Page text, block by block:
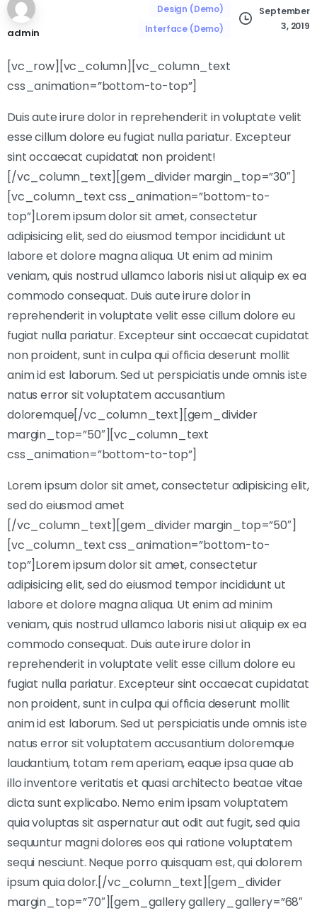
admin
Design (Demo)
Interface (Demo)
September
3, 2019
[vc_row][vc_column][vc_column_text
css_animation=”bottom-to-top”]
Duis aute irure dolor in reprehenderit in voluptate velit
esse cillum dolore eu fugiat nulla pariatur. Excepteur
sint occaecat cupidatat non proident!
[/vc_column_text][gem_divider margin_top=”30″]
[vc_column_text css_animation=”bottom-to-
top”]Lorem ipsum dolor sit amet, consectetur
adipisicing elit, sed do eiusmod tempor incididunt ut
labore et dolore magna aliqua. Ut enim ad minim
veniam, quis nostrud ullamco laboris nisi ut aliquip ex ea
commodo consequat. Duis aute irure dolor in
reprehenderit in voluptate velit esse cillum dolore eu
fugiat nulla pariatur. Excepteur sint occaecat cupidatat
non proident, sunt in culpa qui officia deserunt mollit
anim id est laborum. Sed ut perspiciatis unde omnis iste
natus error sit voluptatem accusantium
doloremque[/vc_column_text][gem_divider
margin_top=”50″][vc_column_text
css_animation=”bottom-to-top”]
Lorem ipsum dolor sit amet, consectetur adipisicing elit,
sed do eiusmod amet
[/vc_column_text][gem_divider margin_top=”50″]
[vc_column_text css_animation=”bottom-to-
top”]Lorem ipsum dolor sit amet, consectetur
adipisicing elit, sed do eiusmod tempor incididunt ut
labore et dolore magna aliqua. Ut enim ad minim
veniam, quis nostrud ullamco laboris nisi ut aliquip ex ea
commodo consequat. Duis aute irure dolor in
reprehenderit in voluptate velit esse cillum dolore eu
fugiat nulla pariatur. Excepteur sint occaecat cupidatat
non proident, sunt in culpa qui officia deserunt mollit
anim id est laborum. Sed ut perspiciatis unde omnis iste
natus error sit voluptatem accusantium doloremque
laudantium, totam rem aperiam, eaque ipsa quae ab
illo inventore veritatis et quasi architecto beatae vitae
dicta sunt explicabo. Nemo enim ipsam voluptatem
quia voluptas sit aspernatur aut odit aut fugit, sed quia
sequuntur magni dolores eos qui ratione voluptatem
sequi nesciunt. Neque porro quisquam est, qui dolorem
ipsum quia dolor.[/vc_column_text][gem_divider
margin_top=”70″][gem_gallery gallery_gallery=”68″